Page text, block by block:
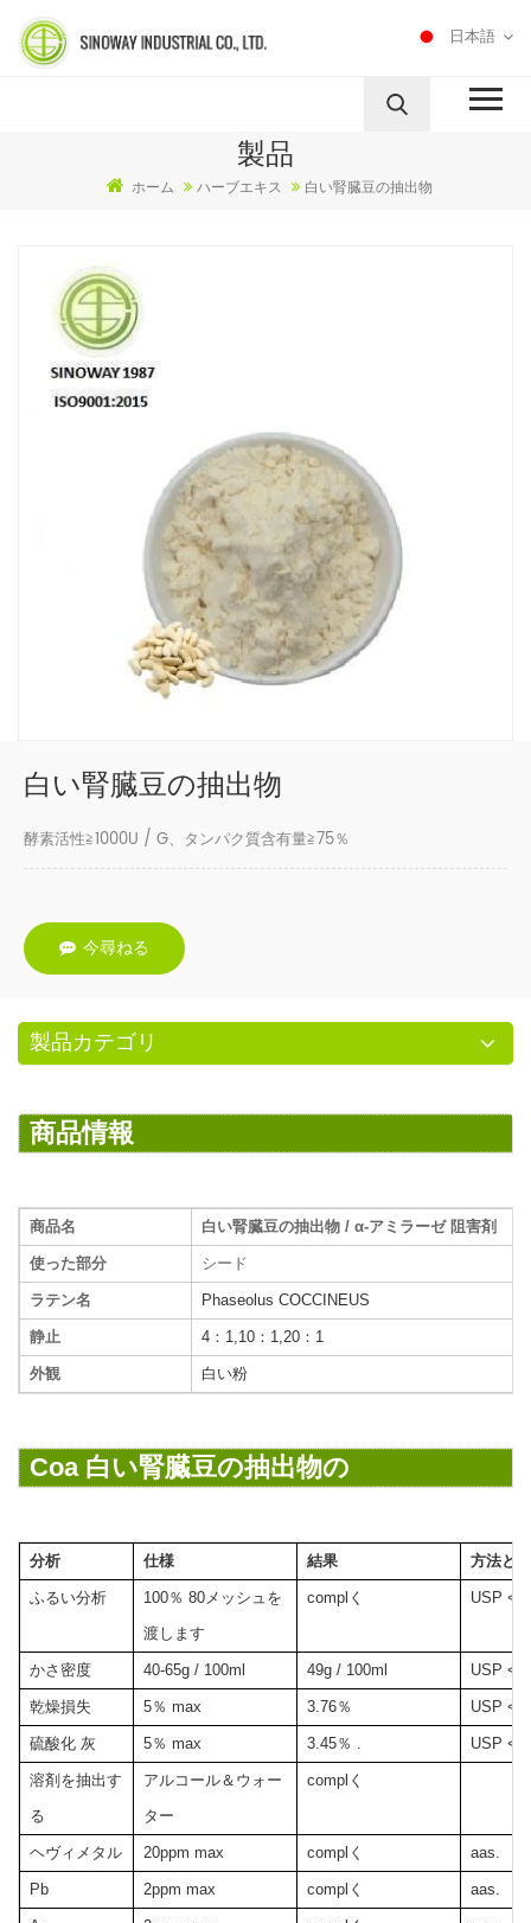
日本語
製品
ホーム ハーブエキス 白い腎臓豆の抽出物
白い腎臓豆の抽出物
酵素活性≧1000U / G、タンパク質含有量≧75％
今尋ねる
製品カテゴリ
商品情報
商品名 白い腎臓豆の抽出物 / α-アミラーゼ 阻害剤
使った部分 シード
ラテン名 Phaseolus COCCINEUS
静止 4：1,10：1,20：1
外観 白い粉
Coa 白い腎臓豆の抽出物の
分析 仕様 結果 方法と
ふるい分析 100％ 80メッシュを
渡します
complく USP
かさ密度 40-65g / 100ml 49g / 100ml USP
乾燥損失 5％ max 3.76％ USP
硫酸化 灰 5％ max 3.45％ . USP
溶剤を抽出す
る
アルコール＆ウォー
ター
complく
ヘヴィメタル 20ppm max complく aas.
Pb 2ppm max complく aas.